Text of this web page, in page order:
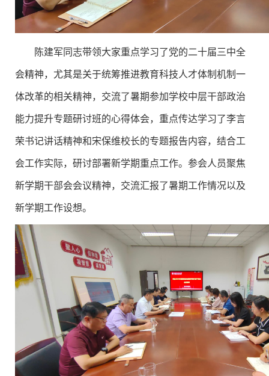
陈建军同志带领大家重点学习了党的二十届三中全
会精神，尤其是关于统筹推进教育科技人才体制机制一
体改革的相关精神，交流了暑期参加学校中层干部政治
能力提升专题研讨班的心得体会，重点传达学习了李言
荣书记讲话精神和宋保维校长的专题报告内容，结合工
会工作实际，研讨部署新学期重点工作。参会人员聚焦
新学期干部会会议精神，交流汇报了暑期工作情况以及
新学期工作设想。